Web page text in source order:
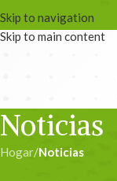
Skip to navigation
Skip to main content
Noticias
Hogar/Noticias